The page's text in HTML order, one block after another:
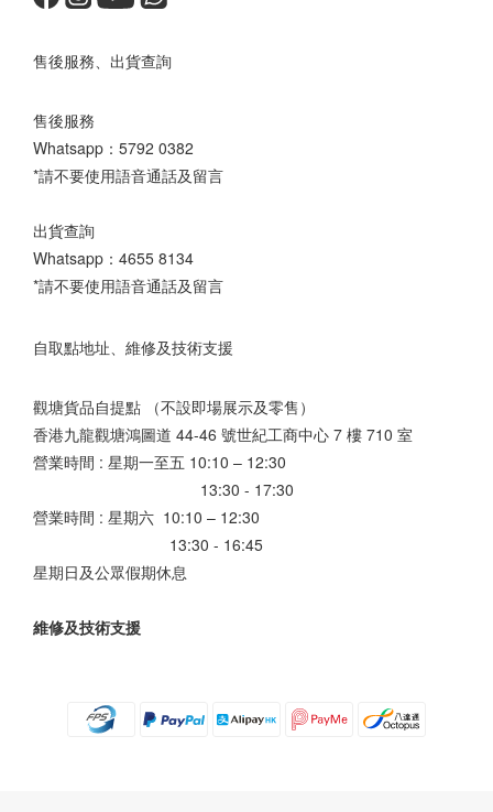
售後服務、出貨查詢
售後服務
Whatsapp： 5792 0382
*請不要使用語音通話及留言
出貨查詢
Whatsapp： 4655 8134
*請不要使用語音通話及留言
自取點地址、維修及技術支援
觀塘貨品自提點 （不設即場展示及零售）
香港九龍觀塘鴻圖道 44-46 號世紀工商中心 7 樓 710 室
營業時間 : 星期一至五 10:10 – 12:30
13:30 - 17:30
營業時間 : 星期六 10:10 – 12:30
13:30 - 16:45
星期日及公眾假期休息
維修及技術支援